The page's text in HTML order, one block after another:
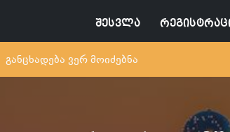
შესვლა
განცხადება ვერ მოიძებნა